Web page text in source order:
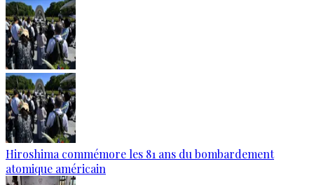
Hiroshima commémore les 81 ans du bombardement
atomique américain